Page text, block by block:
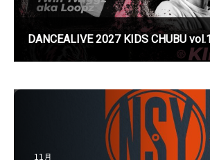
DANCEALIVE 2027 KIDS CHUBU vol.1
11月